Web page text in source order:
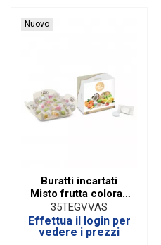
Nuovo
Buratti incartati
Misto frutta colorati
incartati (500 gr)
35TEGVVAS
Effettua il login per
vedere i prezzi